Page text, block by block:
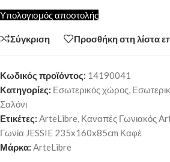
Υπολογισμός αποστολής
Σύγκριση Προσθήκη στη λίστα
Κωδικός προϊόντος: 14190041
Κατηγορίες: Εσωτερικός χώρος,
Σαλόνι
Ετικέτες: ArteLibre, Καναπές Γωνιακός
Γωνία JESSIE 235x160x85cm Καφέ
Μάρκα: ArteLibre